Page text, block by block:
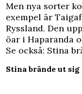
Men nya sorter
exempel är
Ryssland. Den
öar i Haparanda
Se också: Stina
Stina brände ut